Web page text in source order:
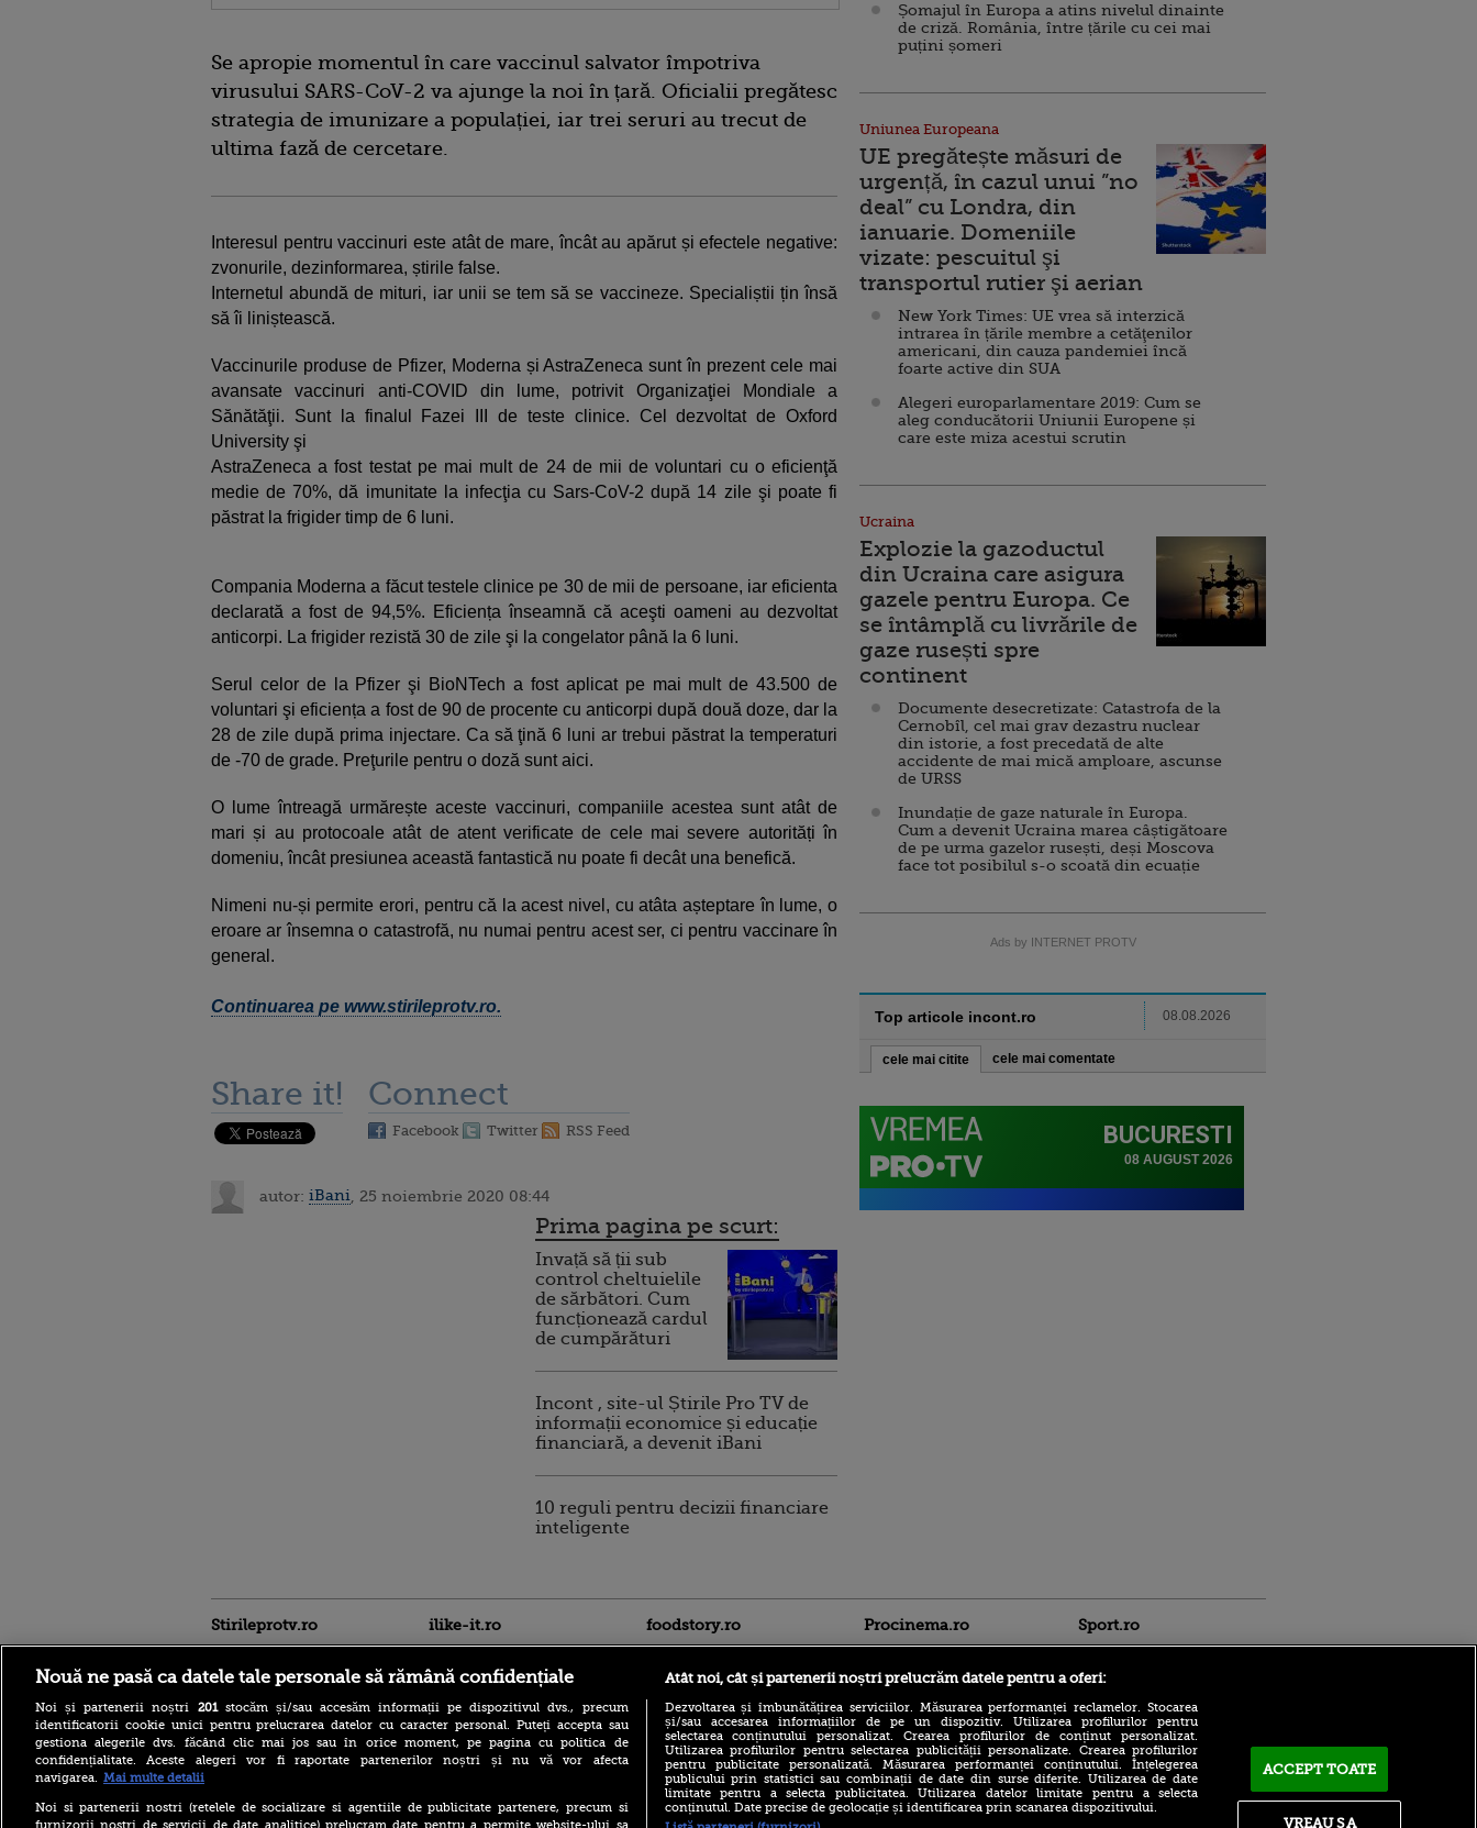
Se apropie momentul în care vaccinul salvator împotriva
virusului SARS-CoV-2 va ajunge la noi în țară. Oficialii pregătesc
strategia de imunizare a populației, iar trei seruri au trecut de
ultima fază de cercetare.
Interesul pentru vaccinuri este atât de mare, încât au apărut și efectele negative:
zvonurile, dezinformarea, știrile false.
Internetul abundă de mituri, iar unii se tem să se vaccineze. Specialiștii țin însă
să îi liniștească.
Vaccinurile produse de Pfizer, Moderna și AstraZeneca sunt în prezent cele mai
avansate vaccinuri anti-COVID din lume, potrivit Organizaţiei Mondiale a
Sănătăţii. Sunt la finalul Fazei III de teste clinice. Cel dezvoltat de Oxford
University şi
AstraZeneca a fost testat pe mai mult de 24 de mii de voluntari cu o eficienţă
medie de 70%, dă imunitate la infecţia cu Sars-CoV-2 după 14 zile şi poate fi
păstrat la frigider timp de 6 luni.
Compania Moderna a făcut testele clinice pe 30 de mii de persoane, iar eficienta
declarată a fost de 94,5%. Eficiența înseamnă că aceşti oameni au dezvoltat
anticorpi. La frigider rezistă 30 de zile şi la congelator până la 6 luni.
Serul celor de la Pfizer şi BioNTech a fost aplicat pe mai mult de 43.500 de
voluntari şi eficiența a fost de 90 de procente cu anticorpi după două doze, dar la
28 de zile după prima injectare. Ca să ţină 6 luni ar trebui păstrat la temperaturi
de -70 de grade. Preţurile pentru o doză sunt aici.
O lume întreagă urmărește aceste vaccinuri, companiile acestea sunt atât de
mari și au protocoale atât de atent verificate de cele mai severe autorități în
domeniu, încât presiunea această fantastică nu poate fi decât una benefică.
Nimeni nu-și permite erori, pentru că la acest nivel, cu atâta așteptare în lume, o
eroare ar însemna o catastrofă, nu numai pentru acest ser, ci pentru vaccinare în
general.
Continuarea pe www.stirileprotv.ro.
Share it! Connect
Facebook Twitter RSS Feed
autor: iBani , 25 noiembrie 2020 08:44
Prima pagina pe scurt:
Invață să ții sub
control cheltuielile
de sărbători. Cum
funcționează cardul
de cumpărături
Incont , site-ul Știrile Pro TV de
informații economice și educație
financiară, a devenit iBani
10 reguli pentru decizii financiare
inteligente
Șomajul în Europa a atins nivelul dinainte
de criză. România, între țările cu cei mai
puțini șomeri
Uniunea Europeana
UE pregătește măsuri de
urgență, în cazul unui ”no
deal” cu Londra, din
ianuarie. Domeniile
vizate: pescuitul şi
transportul rutier şi aerian
New York Times: UE vrea să interzică
intrarea în țările membre a cetăţenilor
americani, din cauza pandemiei încă
foarte active din SUA
Alegeri europarlamentare 2019: Cum se
aleg conducătorii Uniunii Europene și
care este miza acestui scrutin
Ucraina
Explozie la gazoductul
din Ucraina care asigura
gazele pentru Europa. Ce
se întâmplă cu livrările de
gaze rusești spre
continent
Documente desecretizate: Catastrofa de la
Cernobîl, cel mai grav dezastru nuclear
din istorie, a fost precedată de alte
accidente de mai mică amploare, ascunse
de URSS
Inundație de gaze naturale în Europa.
Cum a devenit Ucraina marea câștigătoare
de pe urma gazelor rusești, deși Moscova
face tot posibilul s-o scoată din ecuație
Ads by INTERNET PROTV
Top articole incont.ro 08.08.2026
cele mai citite cele mai comentate
Stirileprotv.ro
recomandat investiţiilor”,
cu perspectiva negativă.
ilike-it.ro foodstory.ro
(P) Descoperă Lumea
Evenimentelor din România
cu Transilvania Events!
Procinema.ro
Nikolaj Coster-Waldau din
Urzeala Tronurilor și
Sport.ro
Adrian Mihalcea a
confirmat noul transfer la
UTA după remiza cu Rapid!
Anunțul făcut despre starea
Nouă ne pasă ca datele tale personale să rămână confidențiale
Noi și partenerii noștri 201stocăm și/sau accesăm informații pe dispozitivul dvs., precum
identificatorii cookie unici pentru prelucrarea datelor cu caracter personal. Puteți accepta sau
gestiona alegerile dvs. făcând clic mai jos sau în orice moment, pe pagina cu politica de
confidențialitate. Aceste alegeri vor fi raportate partenerilor noștri și nu vă vor afecta
navigarea. Mai multe detalii
Noi si partenerii nostri (retelele de socializare si agentiile de publicitate partenere, precum si
Atât noi, cât și partenerii noștri prelucrăm datele pentru a oferi:
Dezvoltarea și îmbunătățirea serviciilor. Măsurarea performanței reclamelor. Stocarea
și/sau accesarea informațiilor de pe un dispozitiv. Utilizarea profilurilor pentru
selectarea conținutului personalizat. Crearea profilurilor de conținut personalizat.
Utilizarea profilurilor pentru selectarea publicității personalizate. Crearea profilurilor
pentru publicitate personalizată. Măsurarea performanței conținutului. Înțelegerea
publicului prin statistici sau combinații de date din surse diferite. Utilizarea de date
limitate pentru a selecta publicitatea. Utilizarea datelor limitate pentru a selecta
conținutul. Date precise de geolocație și identificarea prin scanarea dispozitivului.
ACCEPT TOATE
VREAU SA